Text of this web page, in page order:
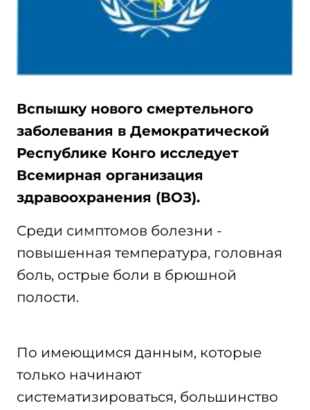
Вспышку нового смертельного
заболевания в Демократической
Республике Конго исследует
Всемирная организация
здравоохранения (ВОЗ).
Среди симптомов болезни -
повышенная температура, головная
боль, острые боли в брюшной
полости.
По имеющимся данным, которые
только начинают
систематизироваться, большинство